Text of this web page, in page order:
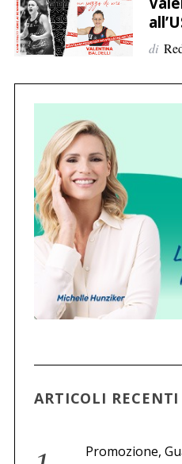
e
r
di
ARTICOLI RECENTI
Promozione,
C
e
a
e